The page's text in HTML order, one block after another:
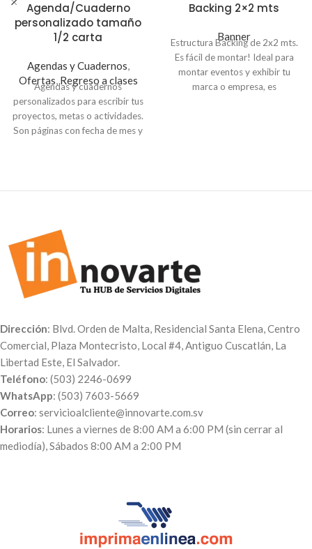
Agenda/Cuaderno
personalizado tamaño
1/2 carta
Agendas y Cuadernos,
Ofertas,Regreso a clases
Agendas y cuadernos
personalizados para escribir tus
proyectos, metas o actividades.
Son páginas con fecha de mes y
imagen y crea tu propia agenda
Backing 2×2 mts
Banner
Estructura Backing de 2x2 mts.
Es fácil de montar! Ideal para
montar eventos y exhibir tu
marca o empresa, es
precio incluye la impresión
Dirección: Blvd. Orden de Malta, Residencial Santa Elena, Centro
Comercial, Plaza Montecristo, Local #4, Antiguo Cuscatlán, La
Libertad Este, El Salvador.
Teléfono: (503) 2246-0699
WhatsApp: (503) 7603-5669
Correo: servicioalcliente@innovarte.com.sv
Horarios: Lunes a viernes de 8:00 AM a 6:00 PM (sin cerrar al
mediodía), Sábados 8:00 AM a 2:00 PM